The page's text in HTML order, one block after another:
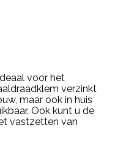
voor het
verzinkt
maar ook in huis
Ook kunt u de
vastzetten van